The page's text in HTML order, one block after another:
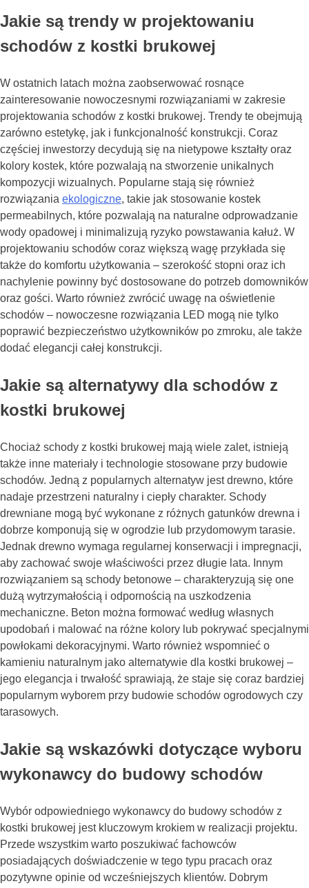
Jakie są trendy w projektowaniu
schodów z kostki brukowej
W ostatnich latach można zaobserwować rosnące
zainteresowanie nowoczesnymi rozwiązaniami w zakresie
projektowania schodów z kostki brukowej. Trendy te obejmują
zarówno estetykę, jak i funkcjonalność konstrukcji. Coraz
częściej inwestorzy decydują się na nietypowe kształty oraz
kolory kostek, które pozwalają na stworzenie unikalnych
kompozycji wizualnych. Popularne stają się również
rozwiązania ekologiczne, takie jak stosowanie kostek
permeabilnych, które pozwalają na naturalne odprowadzanie
wody opadowej i minimalizują ryzyko powstawania kałuż. W
projektowaniu schodów coraz większą wagę przykłada się
także do komfortu użytkowania – szerokość stopni oraz ich
nachylenie powinny być dostosowane do potrzeb domowników
oraz gości. Warto również zwrócić uwagę na oświetlenie
schodów – nowoczesne rozwiązania LED mogą nie tylko
poprawić bezpieczeństwo użytkowników po zmroku, ale także
dodać elegancji całej konstrukcji.
Jakie są alternatywy dla schodów z
kostki brukowej
Chociaż schody z kostki brukowej mają wiele zalet, istnieją
także inne materiały i technologie stosowane przy budowie
schodów. Jedną z popularnych alternatyw jest drewno, które
nadaje przestrzeni naturalny i ciepły charakter. Schody
drewniane mogą być wykonane z różnych gatunków drewna i
dobrze komponują się w ogrodzie lub przydomowym tarasie.
Jednak drewno wymaga regularnej konserwacji i impregnacji,
aby zachować swoje właściwości przez długie lata. Innym
rozwiązaniem są schody betonowe – charakteryzują się one
dużą wytrzymałością i odpornością na uszkodzenia
mechaniczne. Beton można formować według własnych
upodobań i malować na różne kolory lub pokrywać specjalnymi
powłokami dekoracyjnymi. Warto również wspomnieć o
kamieniu naturalnym jako alternatywie dla kostki brukowej –
jego elegancja i trwałość sprawiają, że staje się coraz bardziej
popularnym wyborem przy budowie schodów ogrodowych czy
tarasowych.
Jakie są wskazówki dotyczące wyboru
wykonawcy do budowy schodów
Wybór odpowiedniego wykonawcy do budowy schodów z
kostki brukowej jest kluczowym krokiem w realizacji projektu.
Przede wszystkim warto poszukiwać fachowców
posiadających doświadczenie w tego typu pracach oraz
pozytywne opinie od wcześniejszych klientów. Dobrym